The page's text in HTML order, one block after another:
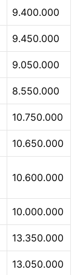
9.400.000
9.450.000
9.050.000
8.550.000
10.750.000
10.650.000
10.600.000
10.000.000
13.350.000
13.050.000